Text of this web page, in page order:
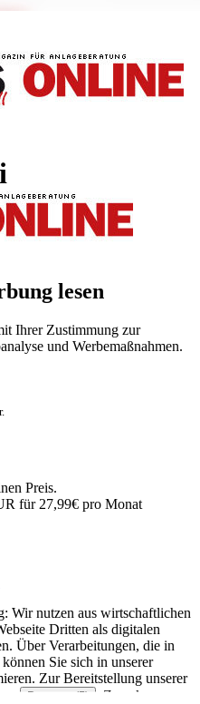
lesen
Ihrer Zustimmung zur
und Werbemaßnahmen.
Preis.
für 27,99€ pro Monat
Wir nutzen aus wirtschaftlichen
Dritten als digitalen
Über Verarbeitungen, die in
Sie sich in unserer
Zur Bereitstellung unserer
Partnern (5)
. Zwecke: